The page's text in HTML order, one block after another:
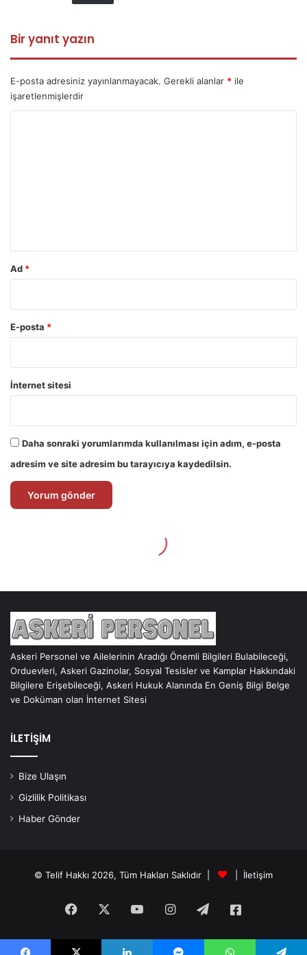
Askeri Personel ve Ailelerinin Aradığı Önemli Bilgileri Bulabileceği,
Orduevleri, Askeri Gazinolar, Sosyal Tesisler ve Kamplar Hakkındaki
Bilgilere Erişebileceği, Askeri Hukuk Alanında En Geniş Bilgi Belge
ve Doküman olan İnternet Sitesi
İLETİŞİM
Bize Ulaşın
Gizlilik Politikası
Haber Gönder
© Telif Hakkı 2026, Tüm Hakları Saklıdır | İletişim
Facebook YouTubeInstagramTelegram
Haberler